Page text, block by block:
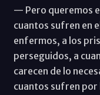
— Pero queremos
cuantos sufren en
enfermos, a los
perseguidos, a
carecen de lo
cuantos sufren por